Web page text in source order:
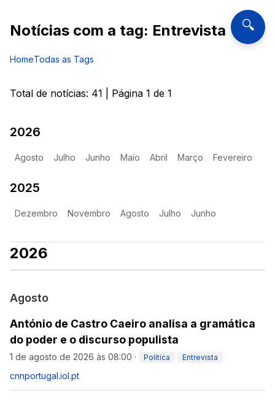
🔍
Notícias com a tag: Entrevista
HomeTodas as Tags
Total de notícias: 41 | Página 1 de 1
2026
Agosto Julho Junho Maio Abril Março Fevereiro
2025
Dezembro Novembro Agosto Julho Junho
2026
Agosto
António de Castro Caeiro analisa a gramática
do poder e o discurso populista
1 de agosto de 2026 às 08:00 · Política Entrevista
cnnportugal.iol.pt